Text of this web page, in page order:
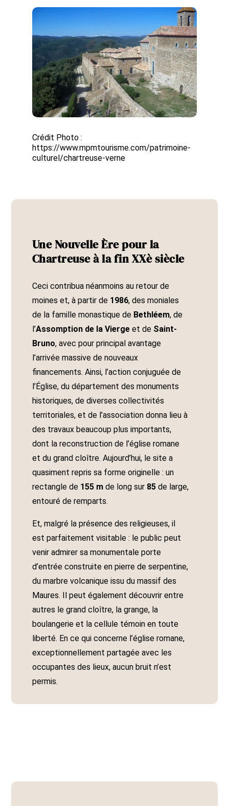
Crédit Photo :
https://www.mpmtourisme.com/patrimoine-
culturel/chartreuse-verne
Une Nouvelle Ère pour la
Chartreuse à la fin XXè siècle
Ceci contribua néanmoins au retour de
moines et, à partir de 1986, des moniales
de la famille monastique de Bethléem, de
l’Assomption de la Viergeet de Saint-
Bruno, avec pour principal avantage
l’arrivée massive de nouveaux
financements. Ainsi, l’action conjuguée de
l’Église, du département des monuments
historiques, de diverses collectivités
territoriales, et de l’association donna lieu à
des travaux beaucoup plus importants,
dont la reconstruction de l’église romane
et du grand cloître. Aujourd’hui, le site a
quasiment repris sa forme originelle : un
rectangle de 155 mde long sur 85de large,
entouré de remparts.
Et, malgré la présence des religieuses, il
est parfaitement visitable : le public peut
venir admirer sa monumentale porte
d’entrée construite en pierre de serpentine,
du marbre volcanique issu du massif des
Maures. Il peut également découvrir entre
autres le grand cloître, la grange, la
boulangerie et la cellule témoin en toute
liberté. En ce qui concerne l’église romane,
exceptionnellement partagée avec les
occupantes des lieux, aucun bruit n’est
permis.